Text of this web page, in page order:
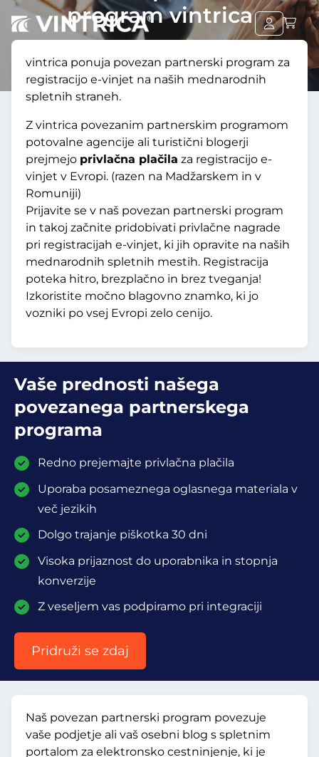
program vintrica
vintrica ponuja povezan partnerski program za
registracijo e-vinjet na naših mednarodnih
spletnih straneh.
Z vintrica povezanim partnerskim programom
potovalne agencije ali turistični blogerji
prejmejo privlačna plačila za registracijo e-
vinjet v Evropi. (razen na Madžarskem in v
Romuniji)
Prijavite se v naš povezan partnerski program
in takoj začnite pridobivati privlačne nagrade
pri registracijah e-vinjet, ki jih opravite na naših
mednarodnih spletnih mestih. Registracija
poteka hitro, brezplačno in brez tveganja!
Izkoristite močno blagovno znamko, ki jo
vozniki po vsej Evropi zelo cenijo.
Vaše prednosti našega
povezanega partnerskega
programa
Redno prejemajte privlačna plačila
Uporaba posameznega oglasnega materiala v
več jezikih
Dolgo trajanje piškotka 30 dni
Visoka prijaznost do uporabnika in stopnja
konverzije
Z veseljem vas podpiramo pri integraciji
Pridruži se zdaj
Naš povezan partnerski program povezuje
vaše podjetje ali vaš osebni blog s spletnim
portalom za elektronsko cestninjenje, ki je